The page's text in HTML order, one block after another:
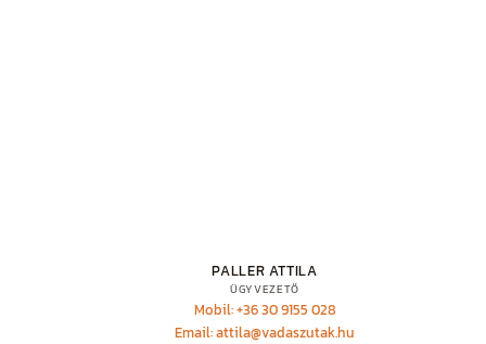
PALLER ATTILA
ÜGYVEZETŐ
Mobil: +36 30 9155 028
Email: attila@vadaszutak.hu